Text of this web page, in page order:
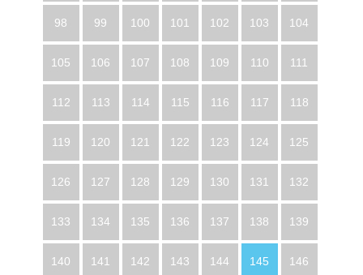
98 99 100 101 102 103 104
105 106 107 108 109 110 111
112 113 114 115 116 117 118
119 120 121 122 123 124 125
126 127 128 129 130 131 132
133 134 135 136 137 138 139
140 141 142 143 144 145 146